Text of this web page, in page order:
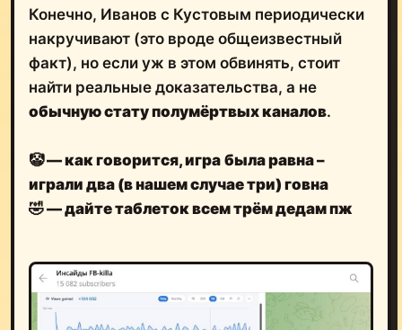
Конечно, Иванов с Кустовым периодически
накручивают (это вроде общеизвестный
факт), но если уж в этом обвинять, стоит
найти реальные доказательства, а не
обычную стату полумёртвых каналов.
🤡 — как говорится, игра была равна –
играли два (в нашем случае три) говна
🤣 — дайте таблеток всем трём дедам пж